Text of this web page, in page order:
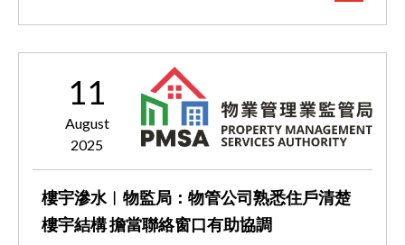
11
August
2025
樓宇滲水︱物監局：物管公司熟悉住戶清楚
樓宇結構 擔當聯絡窗口有助協調